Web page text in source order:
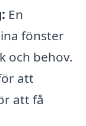
En
fönster
och behov.
att
att få